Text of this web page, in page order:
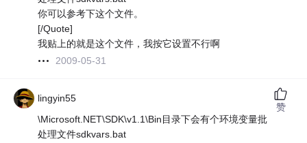
你可以参考下这个文件。
[/Quote]
我贴上的就是这个文件，我按它设置不行啊
2009-05-31
lingyin55
\Microsoft.NET\SDK\v1.1\Bin目录下会有个环境变量批
处理文件sdkvars.bat
赞